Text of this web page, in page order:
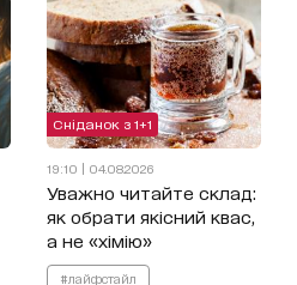
Сніданок з 1+1
19:10 | 04.08.2026
Уважно читайте склад:
як обрати якісний квас,
а не «хімію»
#лайфстайл